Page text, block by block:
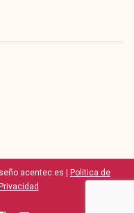
acentec.es |
Politica de